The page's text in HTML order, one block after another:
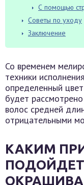
С помощью
Советы по уходу
Заключение
Со временем
техники
определенный
будет
волос средней
отрицательными
КАКИМ